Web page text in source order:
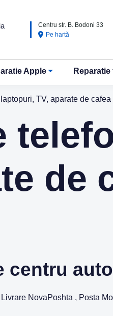
Centru str. B. Bodoni 33
Pe hartă
Apple
TV, aparate de
de
centru
NovaPoshta , Posta